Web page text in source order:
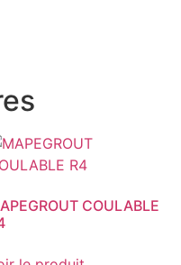
COULABLE